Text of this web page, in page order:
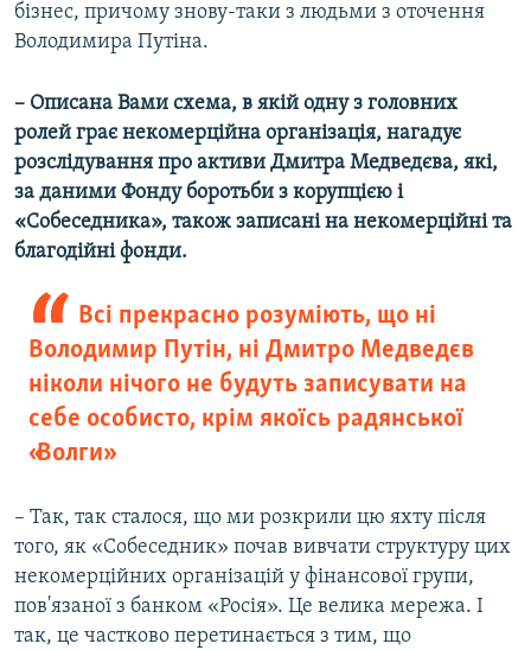
бізнес, причому знову-таки з людьми з оточення
Володимира Путіна.
– Описана Вами схема, в якій одну з головних
ролей грає некомерційна організація, нагадує
розслідування про активи Дмитра Медведєва, які,
за даними Фонду боротьби з корупцією і
«Собеседника», також записані на некомерційні та
благодійні фонди.
Всі прекрасно розуміють, що ні
Володимир Путін, ні Дмитро Медведєв
ніколи нічого не будуть записувати на
себе особисто, крім якоїсь радянської
«Волги»
– Так, так сталося, що ми розкрили цю яхту після
того, як «Собеседник» почав вивчати структуру цих
некомерційних організацій у фінансової групи,
пов'язаної з банком «Росія». Це велика мережа. І
так, це частково перетинається з тим, що